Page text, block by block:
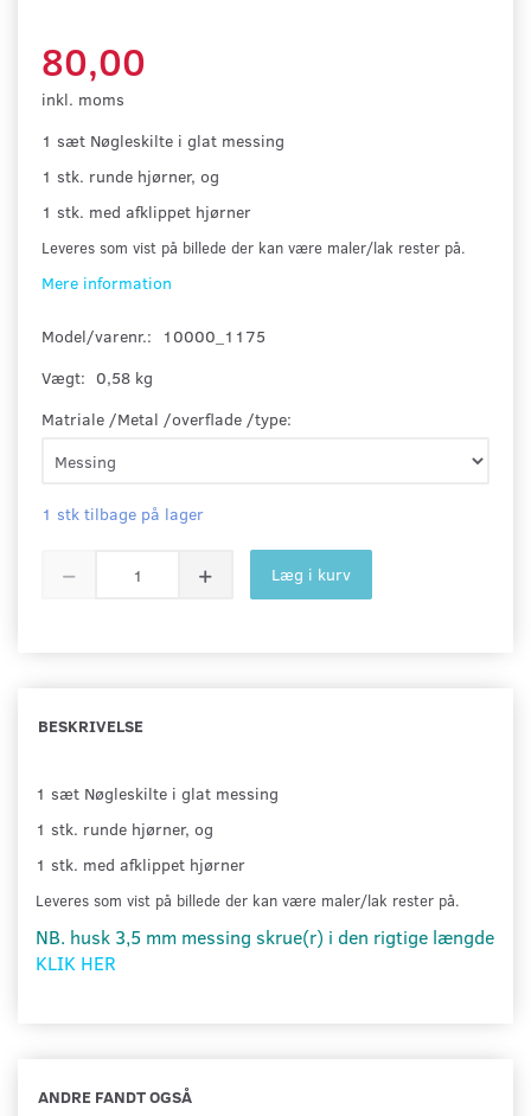
80,00
inkl. moms
1 sæt Nøgleskilte i glat messing
1 stk. runde hjørner, og
1 stk. med afklippet hjørner
Leveres som vist på billede der kan være maler/lak rester på.
Mere information
Model/varenr.:
10000_1175
Vægt: 0,58 kg
Matriale /Metal /overflade /type:
1 stk tilbage på lager
Læg i kurv
BESKRIVELSE
1 sæt Nøgleskilte i glat messing
1 stk. runde hjørner, og
1 stk. med afklippet hjørner
Leveres som vist på billede der kan være maler/lak rester på.
NB. husk 3,5 mm messing skrue(r) i den rigtige længde
KLIK HER
ANDRE FANDT OGSÅ